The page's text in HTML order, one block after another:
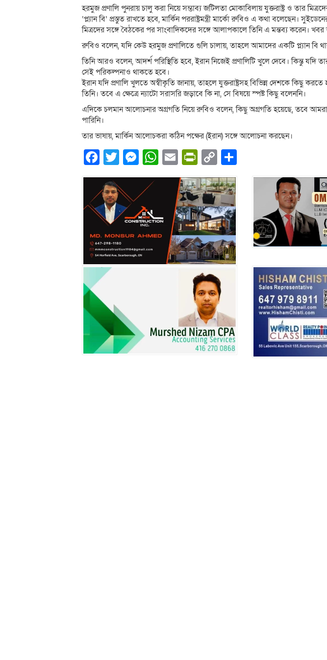
হরমুজ প্রণালি পুনরায় চালু করা নিয়ে সম্ভাব্য জটিলতা মোকাবিলায় যুক্তরাষ্ট্র ও তার
‘প্ল্যান বি’ প্রস্তুত রাখতে হবে, মার্কিন পররাষ্ট্রমন্ত্রী মার্কো রুবিও এ কথা বলেছেন।
মিত্রদের সঙ্গে বৈঠকের পর সাংবাদিকদের সঙ্গে আলাপকালে তিনি এ মন্তব্য করেন।
রুবিও বলেন, যদি কেউ হরমুজ প্রণালিতে গুলি চালায়, তাহলে আমাদের একটি প্ল্যান বি
তিনি আরও বলেন, আদর্শ পরিস্থিতি হবে, ইরান নিজেই প্রণালিটি খুলে দেবে। কিন্তু যদি
সেই পরিকল্পনাও থাকতে হবে।
ইরান যদি প্রণালি খুলতে অস্বীকৃতি জানায়, তাহলে যুক্তরাষ্ট্রসহ বিভিন্ন দেশকে কিছু
তিনি। তবে এ ক্ষেত্রে ন্যাটো সরাসরি জড়াবে কি না, সে বিষয়ে স্পষ্ট কিছু বলেননি।
এদিকে চলমান আলোচনার অগ্রগতি নিয়ে রুবিও বলেন, কিছু অগ্রগতি হয়েছে, তবে
পারিনি।
তার ভাষায়, মার্কিন আলোচকরা কঠিন পক্ষের (ইরান) সঙ্গে আলোচনা করছেন।
Facebook
Twitter
Messenger
WhatsApp
EmailPrintFriendly
Copy
Link